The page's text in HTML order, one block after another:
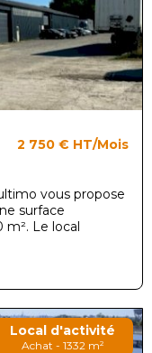
2 750 € HT/Mois
vous propose
surface
Le local
Local d'activité
Achat - 1332 m²